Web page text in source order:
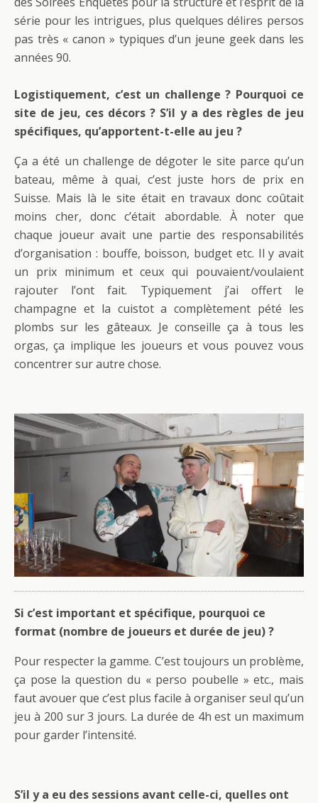
série pour les intrigues, plus quelques délires persos
pas très « canon » typiques d’un jeune geek dans les
années 90.
Logistiquement, c’est un challenge ? Pourquoi ce
site de jeu, ces décors ? S’il y a des règles de jeu
spécifiques, qu’apportent-t-elle au jeu ?
Ça a été un challenge de dégoter le site parce qu’un
bateau, même à quai, c’est juste hors de prix en
Suisse. Mais là le site était en travaux donc coûtait
moins cher, donc c’était abordable. À noter que
chaque joueur avait une partie des responsabilités
d’organisation : bouffe, boisson, budget etc. Il y avait
un prix minimum et ceux qui pouvaient/voulaient
rajouter l’ont fait. Typiquement j’ai offert le
champagne et la cuistot a complètement pété les
plombs sur les gâteaux. Je conseille ça à tous les
orgas, ça implique les joueurs et vous pouvez vous
concentrer sur autre chose.
Si c’est important et spécifique, pourquoi ce
format (nombre de joueurs et durée de jeu) ?
Pour respecter la gamme. C’est toujours un problème,
ça pose la question du « perso poubelle » etc., mais
faut avouer que c’est plus facile à organiser seul qu’un
jeu à 200 sur 3 jours. La durée de 4h est un maximum
pour garder l’intensité.
S’il y a eu des sessions avant celle-ci, quelles ont